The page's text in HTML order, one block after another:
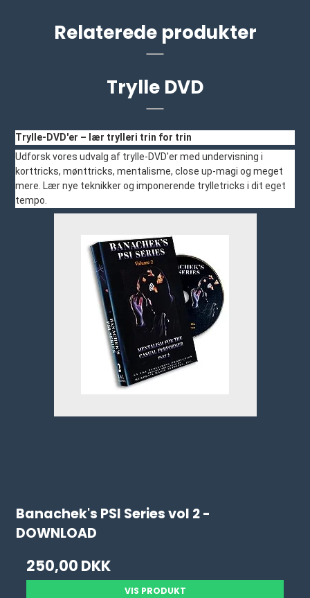
Relaterede produkter
Trylle DVD
Trylle-DVD'er – lær trylleri trin for trin
Udforsk vores udvalg af trylle-DVD'er med undervisning i
korttricks, mønttricks, mentalisme, close up-magi og meget
mere. Lær nye teknikker og imponerende trylletricks i dit eget
tempo.
Banachek's PSI Series vol 2 -
DOWNLOAD
250,00 DKK
VIS PRODUKT